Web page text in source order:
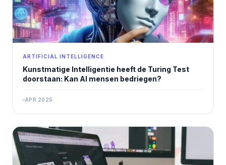
ARTIFICIAL INTELLIGENCE
Kunstmatige Intelligentie heeft de Turing Test
doorstaan: Kan AI mensen bedriegen?
APR 2025